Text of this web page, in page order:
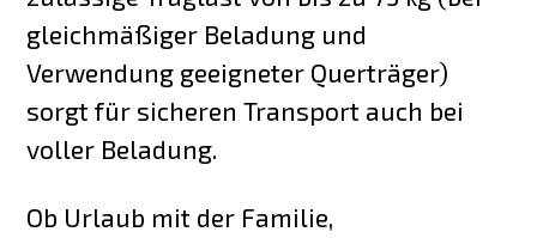
gleichmäßiger Beladung und
Verwendung geeigneter Querträger)
sorgt für sicheren Transport auch bei
voller Beladung.
Ob Urlaub mit der Familie,